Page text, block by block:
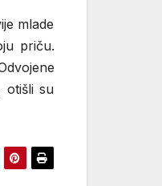
mlade
priču.
otišli su